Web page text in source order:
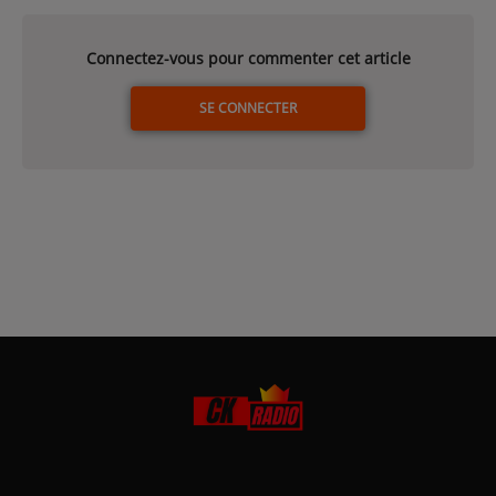
Connectez-vous pour commenter cet article
SE CONNECTER